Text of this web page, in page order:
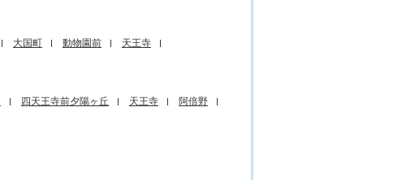
大国町 動物園前
天王寺
四天王寺前夕陽ヶ丘 天王寺
阿倍野